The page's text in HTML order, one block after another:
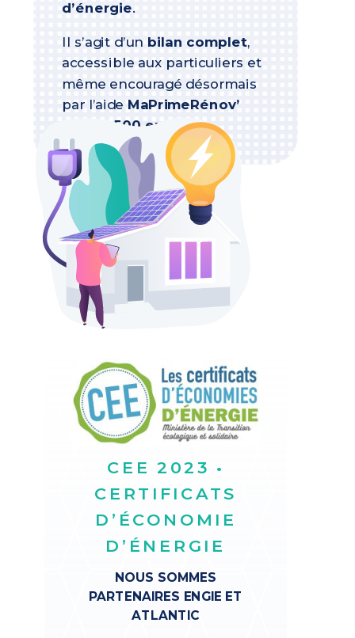
d’énergie.
Il s’agit d’un bilan complet,
accessible aux particuliers et
même encouragé désormais
par l’aide MaPrimeRénov’
500 euros.
CEE 2023 •
CERTIFICATS
D’ÉCONOMIE
D’ÉNERGIE
NOUS SOMMES
PARTENAIRES ENGIE ET
ATLANTIC